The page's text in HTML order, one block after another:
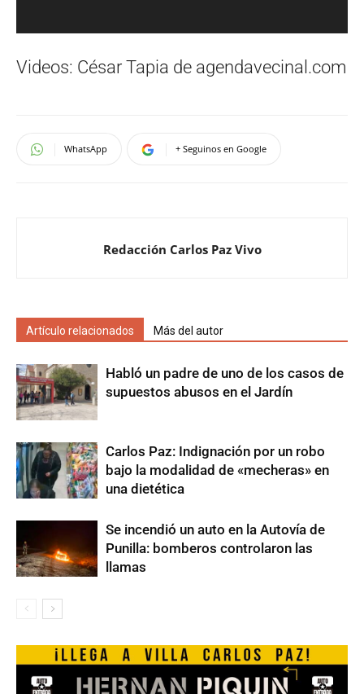
Videos: César Tapia de agendavecinal.com
WhatsApp + Seguinos en Google
Redacción Carlos Paz Vivo
Artículo relacionados Más del autor
Habló un padre de uno de los casos de
supuestos abusos en el Jardín
Carlos Paz: Indignación por un robo
bajo la modalidad de «mecheras» en
una dietética
Se incendió un auto en la Autovía de
Punilla: bomberos controlaron las
llamas